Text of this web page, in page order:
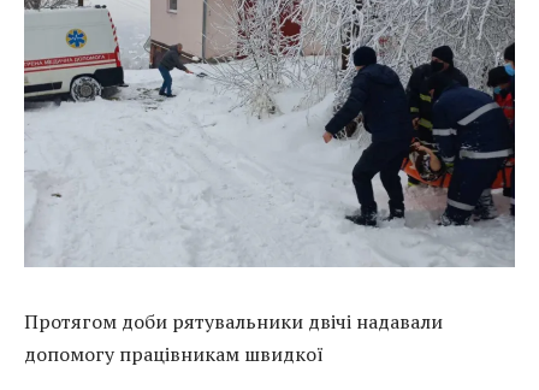
Протягом доби рятувальники двічі надавали
допомогу працівникам швидкої